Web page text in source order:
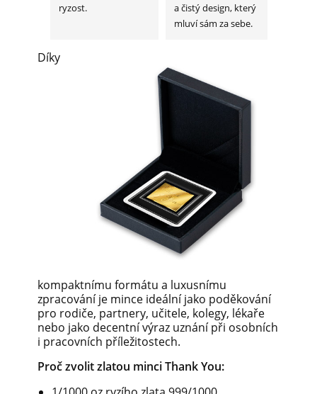
ryzost.
a čistý design, který
mluví sám za sebe.
Díky
kompaktnímu formátu a luxusnímu
zpracování je mince ideální jako poděkování
pro rodiče, partnery, učitele, kolegy, lékaře
nebo jako decentní výraz uznání při osobních
i pracovních příležitostech.
Proč zvolit zlatou minci Thank You: